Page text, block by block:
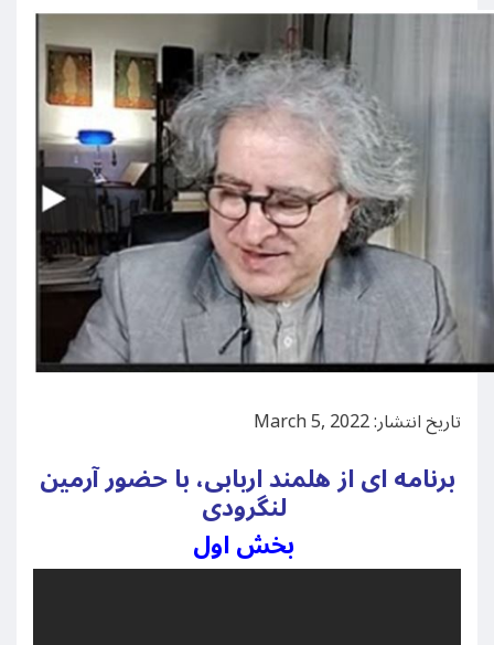
تاریخ انتشار: March 5, 2022
برنامه ای از هلمند اربابی، با حضور آرمین